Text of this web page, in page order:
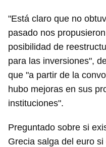
"Está claro que no
pasado nos
posibilidad de
para las inversiones",
que "a partir de la
hubo mejoras en sus
instituciones".
Preguntado sobre si
Grecia salga del euro